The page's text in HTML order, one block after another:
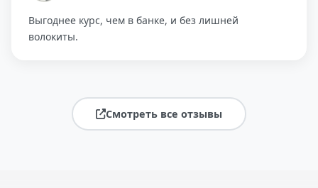
Выгоднее курс, чем в банке, и без лишней
волокиты.
Смотреть все отзывы